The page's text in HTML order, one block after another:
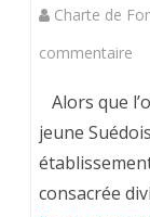
Charte de
commentaire
de
Alors que
jeune
consacrée